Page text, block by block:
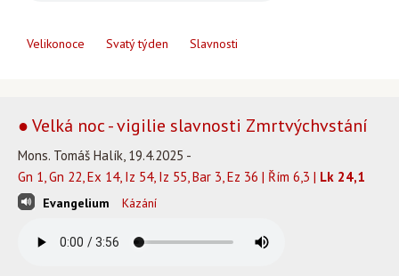
Velikonoce Svatý týden Slavnosti
● Velká noc - vigilie slavnosti Zmrtvýchvstání
Mons. Tomáš Halík, 19.4.2025 -
Gn 1, Gn 22, Ex 14, Iz 54, Iz 55, Bar 3, Ez 36 | Řím 6,3 | Lk 24,1
Evangelium Kázání